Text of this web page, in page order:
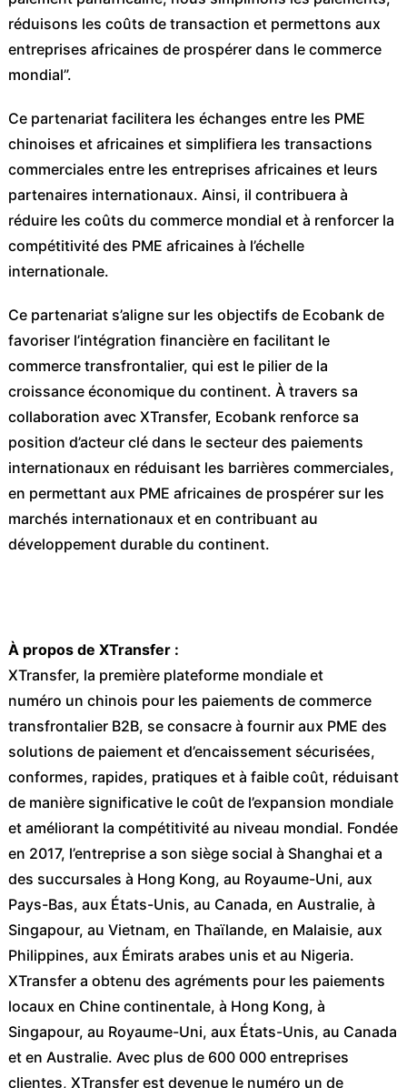
réduisons les coûts de transaction et permettons aux
entreprises africaines de prospérer dans le commerce
mondial”.
Ce partenariat facilitera les échanges entre les PME
chinoises et africaines et simplifiera les transactions
commerciales entre les entreprises africaines et leurs
partenaires internationaux. Ainsi, il contribuera à
réduire les coûts du commerce mondial et à renforcer la
compétitivité des PME africaines à l’échelle
internationale.
Ce partenariat s’aligne sur les objectifs de Ecobank de
favoriser l’intégration financière en facilitant le
commerce transfrontalier, qui est le pilier de la
croissance économique du continent. À travers sa
collaboration avec XTransfer, Ecobank renforce sa
position d’acteur clé dans le secteur des paiements
internationaux en réduisant les barrières commerciales,
en permettant aux PME africaines de prospérer sur les
marchés internationaux et en contribuant au
développement durable du continent.
À propos de XTransfer :
XTransfer, la première plateforme mondiale et
numéro un chinois pour les paiements de commerce
transfrontalier B2B, se consacre à fournir aux PME des
solutions de paiement et d’encaissement sécurisées,
conformes, rapides, pratiques et à faible coût, réduisant
de manière significative le coût de l’expansion mondiale
et améliorant la compétitivité au niveau mondial. Fondée
en 2017, l’entreprise a son siège social à Shanghai et a
des succursales à Hong Kong, au Royaume-Uni, aux
Pays-Bas, aux États-Unis, au Canada, en Australie, à
Singapour, au Vietnam, en Thaïlande, en Malaisie, aux
Philippines, aux Émirats arabes unis et au Nigeria.
XTransfer a obtenu des agréments pour les paiements
locaux en Chine continentale, à Hong Kong, à
Singapour, au Royaume-Uni, aux États-Unis, au Canada
et en Australie. Avec plus de 600 000 entreprises
clientes, XTransfer est devenue le numéro un de